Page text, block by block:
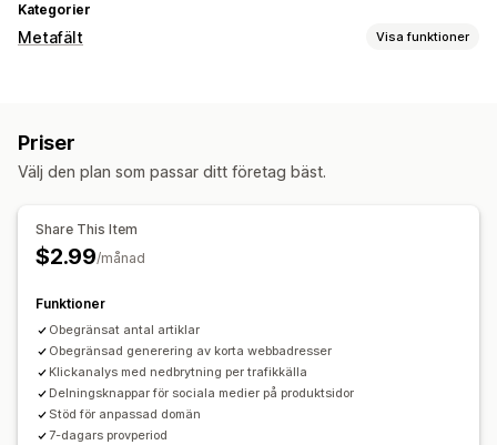
Kategorier
Metafält Visa funktioner
Priser
Välj den plan som passar ditt företag bäst.
Share This Item
$2.99/månad
Funktioner
Obegränsat antal artiklar
Obegränsad generering av korta webbadresser
Klickanalys med nedbrytning per trafikkälla
Delningsknappar för sociala medier på produktsidor
Stöd för anpassad domän
7-dagars provperiod